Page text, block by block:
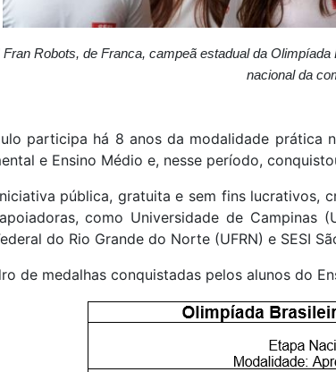
Fran Robots, de Franca, campeã estadual da
nacional da
participa há 8 anos da modalidade
e Ensino Médio e, nesse período,
pública, gratuita e sem fins
como Universidade de Campinas
do Rio Grande do Norte (UFRN) e SESI
de medalhas conquistadas pelos alunos do